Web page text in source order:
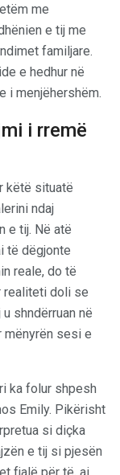
me
e tij me
familjare.
e hedhur në
i menjëhershëm.
i rremë
këtë situatë
ndaj
e tij. Në atë
të dëgjonte
reale, do të
realiteti doli se
shndërruan në
mënyrën sesi e
ka folur shpesh
Emily. Pikërisht
si diçka
e tij si pjesën